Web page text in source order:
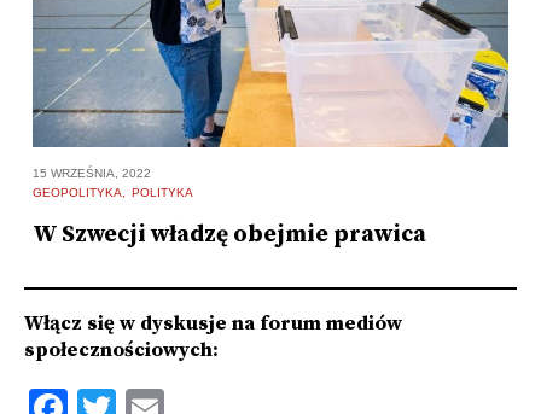
15 WRZEŚNIA, 2022
GEOPOLITYKA
POLITYKA
W Szwecji władzę obejmie prawica
Włącz się w dyskusje na forum mediów
społecznościowych: